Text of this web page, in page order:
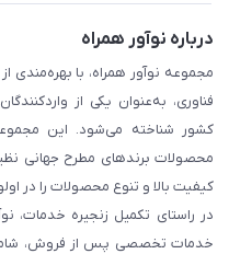
درباره نوآور همراه
مجموعه نوآور همراه، با بهره‌مندی از
فناوری، به‌عنوان یکی از
کشور شناخته می‌شود. این
کیفیت بالا و تنوع محصولات را در
در راستای تکمیل زنجیره خدمات،
خدمات تخصصی پس از فروش، شامل